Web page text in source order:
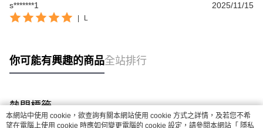
s*******1 2025/11/15
L
你可能有興趣的商品全站排行
熱門標籤
本網站中使用 cookie，欲查詢有關本網站使用 cookie 方式之詳情，及若您不希
望在電腦上使用 cookie 時應如何變更電腦的 cookie 設定，請參閱本網站「 隱私